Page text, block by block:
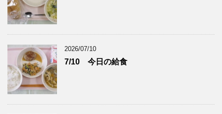
2026/07/10
7/10 今日の給食